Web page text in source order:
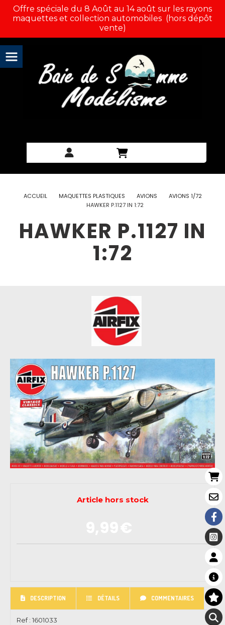
Offre spéciale du 8 Août au 14 août sur les rayons
maquettes et collection automobiles (hors dépôt
vente)
ACCUEIL MAQUETTES PLASTIQUES AVIONS
AVIONS 1/72
HAWKER P.1127 IN 1:72
HAWKER P.1127 IN
1:72
Article hors stock
DESCRIPTION DÉTAILS COMMENTAIRES
Ref : 1601033
Panneau de gestion des cookies